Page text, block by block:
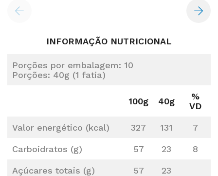
INFORMAÇÃO NUTRICIONAL
Porções por embalagem: 10
Porções: 40g (1 fatia)
100g 40g
%
VD
Valor energético (kcal) 327 131 7
Carboidratos (g) 57 23 8
Açúcares totais (g) 57 23